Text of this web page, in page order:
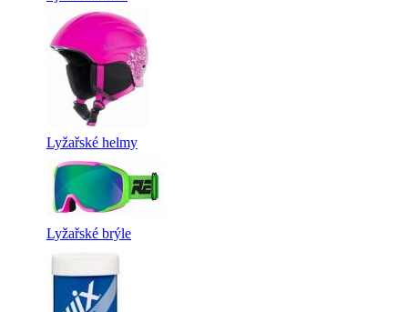
Lyžařské helmy
Lyžařské brýle